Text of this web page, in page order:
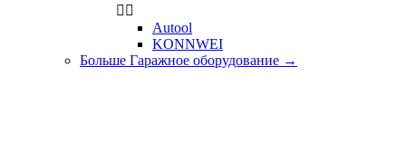
 
Autool
KONNWEI
Больше Гаражное оборудование →